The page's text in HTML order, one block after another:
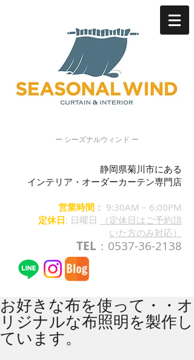
ー シーズナルウィンド ー
静岡県菊川市にある
インテリア・オーダーカーテン専門店
営業時間 ： 9:30AM – 6:00PM
定休日: 日曜日
（定休日はご予約頂
いた方のみ対応）
TEL ：0537-36-2138
お好きな布を使って・・オ
リジナルな布照明を製作し
ています。